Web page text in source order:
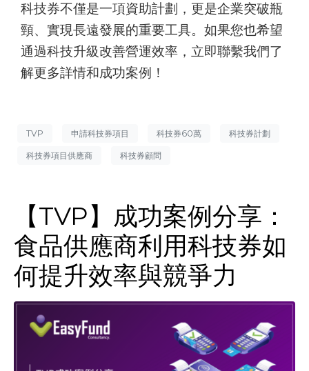
科技券不僅是一項資助計劃，更是企業突破瓶
頸、實現長遠發展的重要工具。如果您也希望
通過科技升級改善營運效率，立即聯繫我們了
解更多詳情和成功案例！
TVP 申請科技券項目 科技券60萬 科技券計劃
科技券項目供應商 科技券顧問
【TVP】成功案例分享：
食品供應商利用科技券如
何提升效率與競爭力